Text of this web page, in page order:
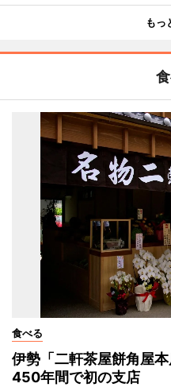
もっ
食べる
伊勢「二軒茶屋餅角屋
450年間で初の支店